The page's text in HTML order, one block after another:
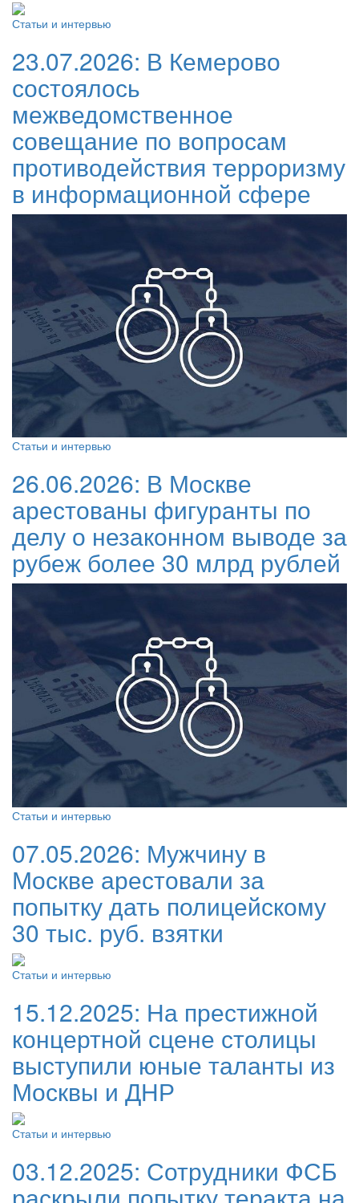
Статьи и интервью
23.07.2026: В Кемерово
состоялось
межведомственное
совещание по вопросам
противодействия терроризму
в информационной сфере
Статьи и интервью
26.06.2026: В Москве
арестованы фигуранты по
делу о незаконном выводе за
рубеж более 30 млрд рублей
Статьи и интервью
07.05.2026: Мужчину в
Москве арестовали за
попытку дать полицейскому
30 тыс. руб. взятки
Статьи и интервью
15.12.2025: На престижной
концертной сцене столицы
выступили юные таланты из
Москвы и ДНР
Статьи и интервью
03.12.2025: Сотрудники ФСБ